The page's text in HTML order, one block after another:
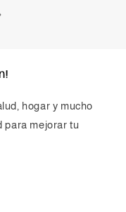
hogar y mucho
para mejorar tu